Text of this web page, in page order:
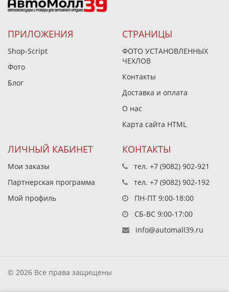
ПРИЛОЖЕНИЯ
Shop-Script
Фото
Блог
СТРАНИЦЫ
ФОТО УСТАНОВЛЕННЫХ
ЧЕХЛОВ
Контакты
Доставка и оплата
О нас
Карта сайта HTML
ЛИЧНЫЙ КАБИНЕТ
Мои заказы
Партнерская программа
Мой профиль
КОНТАКТЫ
тел. +7 (9082) 902-921
тел. +7 (9082) 902-192
ПН-ПТ 9:00-18:00
СБ-ВС 9:00-17:00
info@automall39.ru
© 2026 Все права защищены